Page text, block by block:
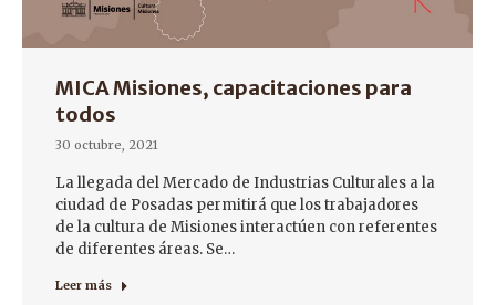
MICA Misiones, capacitaciones para
todos
30 octubre, 2021
La llegada del Mercado de Industrias Culturales a la
ciudad de Posadas permitirá que los trabajadores
de la cultura de Misiones interactúen con referentes
de diferentes áreas. Se…
Leer más